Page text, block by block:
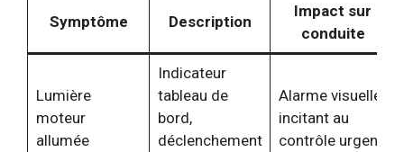
Symptôme Description
Impact sur
conduite
Lumière
moteur
allumée
Indicateur
tableau de
bord,
déclenchement
Alarme visuelle
incitant au
contrôle urgent